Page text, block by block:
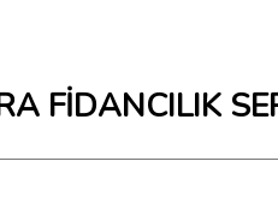
FİDANCILIK